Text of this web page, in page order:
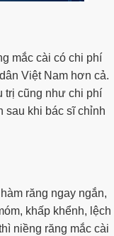
mắc cài có chi phí
Việt Nam hơn cả.
trị cũng như chi phí
sau khi bác sĩ chỉnh
răng ngay ngắn,
khấp khểnh, lệch
niềng răng mắc cài